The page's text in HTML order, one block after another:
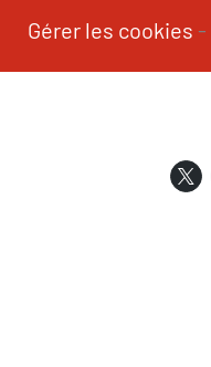
Gérer les cookies -